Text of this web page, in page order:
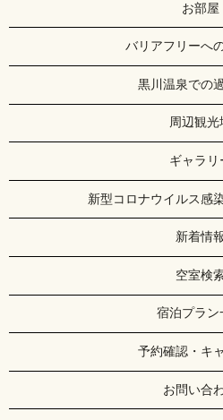
お部屋
バリアフリーへ
黒川温泉での
周辺観光
ギャラリ
新型コロナウイルス感
新着情
空室検
宿泊プラン
予約確認・キ
お問い合